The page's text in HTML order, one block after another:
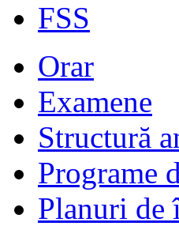
FSS
Orar
Examene
Structură
Programe
Planuri de